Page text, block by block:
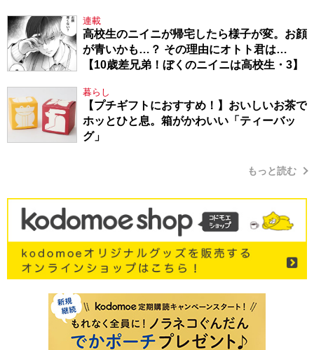
連載
高校生のニイニが帰宅したら様子が変。お顔
が青いかも…？ その理由にオトト君は…
【10歳差兄弟！ぼくのニイニは高校生・3】
暮らし
【プチギフトにおすすめ！】おいしいお茶で
ホッとひと息。箱がかわいい「ティーバッ
グ」
もっと読む